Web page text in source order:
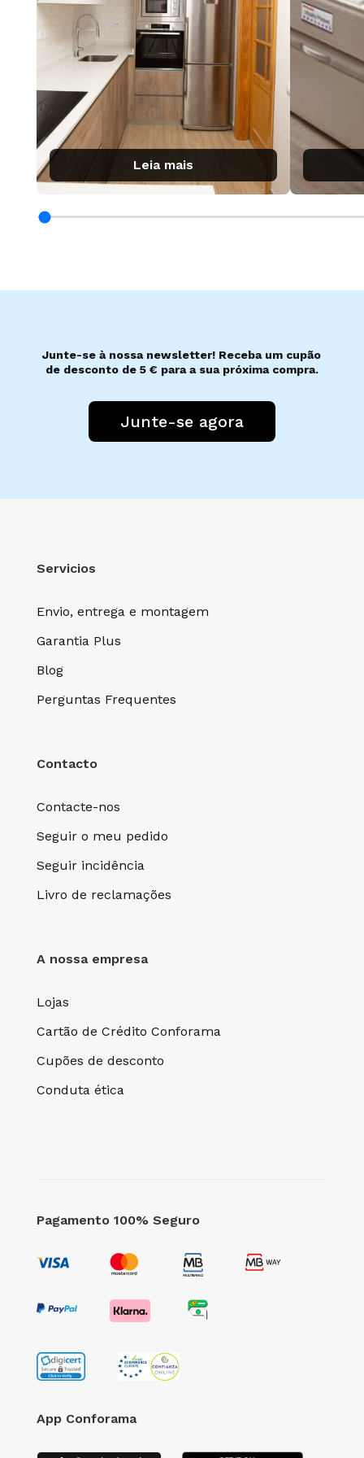
Leia mais
Junte-se à nossa newsletter! Receba um cupão
de desconto de 5 € para a sua próxima compra.
Junte-se agora
Servicios
Envio, entrega e montagem
Garantia Plus
Blog
Perguntas Frequentes
Contacto
Contacte-nos
Seguir o meu pedido
Seguir incidência
Livro de reclamações
A nossa empresa
Lojas
Cartão de Crédito Conforama
Cupões de desconto
Conduta ética
Pagamento 100% Seguro
App Conforama